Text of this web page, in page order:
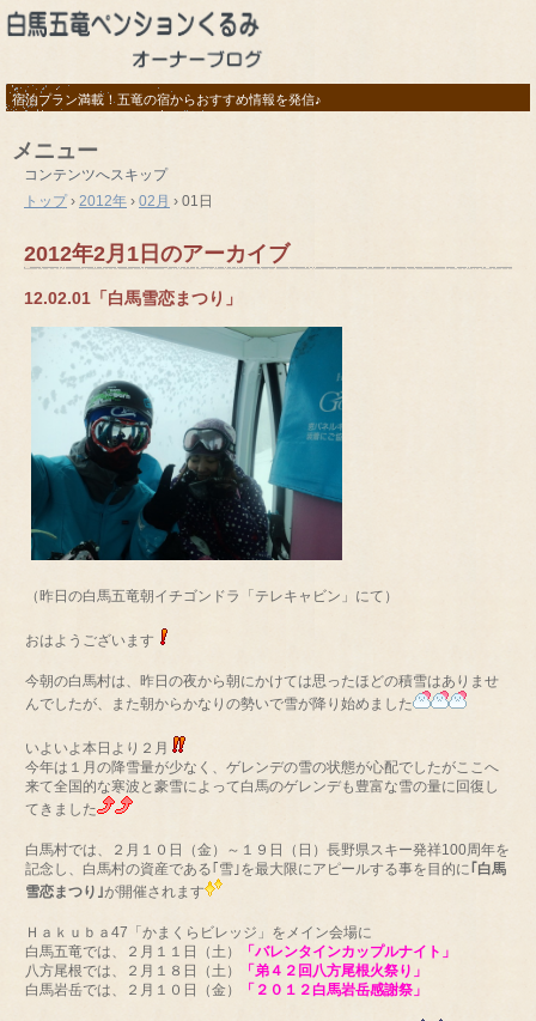
宿泊プラン満載！五竜の宿からおすすめ情報を発信♪
メニュー
コンテンツへスキップ
トップ › 2012年 › 02月 › 01日
2012年2月1日 のアーカイブ
12.02.01「白馬雪恋まつり」
（昨日の白馬五竜朝イチゴンドラ「テレキャビン」にて）
おはようございます
今朝の白馬村は、昨日の夜から朝にかけては思ったほどの積雪はありませ
んでしたが、また朝からかなりの勢いで雪が降り始めました
いよいよ本日より２月
今年は１月の降雪量が少なく、ゲレンデの雪の状態が心配でしたがここへ
来て全国的な寒波と豪雪によって白馬のゲレンデも豊富な雪の量に回復し
てきました
白馬村では、２月１０日（金）～１９日（日）長野県スキー発祥100周年を
記念し、白馬村の資産である｢雪｣を最大限にアピールする事を目的に｢白馬
雪恋まつり｣が開催されます
Ｈａｋｕｂａ47「かまくらビレッジ」をメイン会場に
白馬五竜では、２月１１日（土）
「バレンタインカップルナイト」
八方尾根では、２月１８日（土）
「弟４２回八方尾根火祭り」
白馬岩岳では、２月１０日（金）
「２０１２白馬岩岳感謝祭」